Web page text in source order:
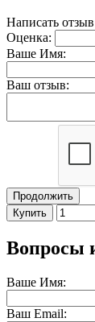
Написать отзыв
Оценка:
Ваше Имя:
Ваш отзыв:
Продолжить
Купить
Вопросы
Ваше Имя:
Ваш Email: